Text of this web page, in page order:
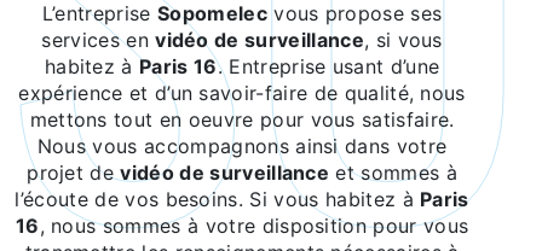
L’entrepriseSopomelecvous propose ses
services envidéo de surveillance, si vous
habitez à Paris 16. Entreprise usant d’une
expérience et d’un savoir-faire de qualité, nous
mettons tout en oeuvre pour vous satisfaire.
Nous vous accompagnons ainsi dans votre
projet devidéo de surveillance et sommes à
l’écoute de vos besoins. Si vous habitez à Paris
16, nous sommes à votre disposition pour vous